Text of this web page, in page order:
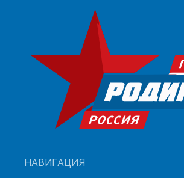
НАВИГАЦИЯ